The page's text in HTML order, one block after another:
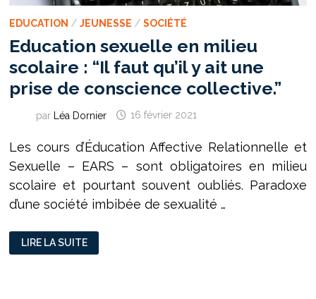
EDUCATION / JEUNESSE / SOCIÉTÉ
Education sexuelle en milieu
scolaire : “Il faut qu’il y ait une
prise de conscience collective.”
par Léa Dornier 16 février 2021
Les cours d’Éducation Affective Relationnelle et
Sexuelle – EARS – sont obligatoires en milieu
scolaire et pourtant souvent oubliés. Paradoxe
d’une société imbibée de sexualité …
EDUCATION
SEXUELLE
EN
LIRE LA SUITE